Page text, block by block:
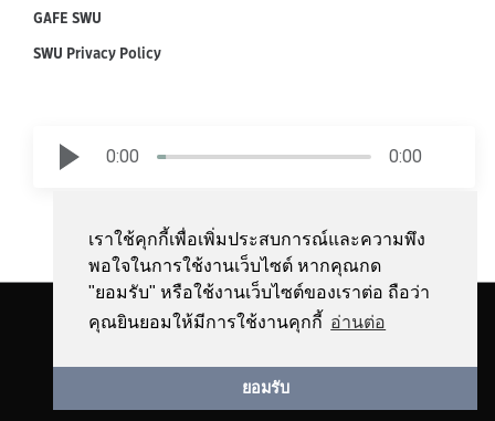
เราใช้คุกกี้เพื่อเพิ่มประสบการณ์และความพึง
พอใจในการใช้งานเว็บไซต์ หากคุณกด
"ยอมรับ" หรือใช้งานเว็บไซต์ของเราต่อ ถือว่า
คุณยินยอมให้มีการใช้งานคุกกี้ อ่านต่อ
ยอมรับ
GAFE SWU
SWU Privacy Policy
0:00 0:00
Copyright © 2018 by Srinakharinwirot University | All Rights Reserved.